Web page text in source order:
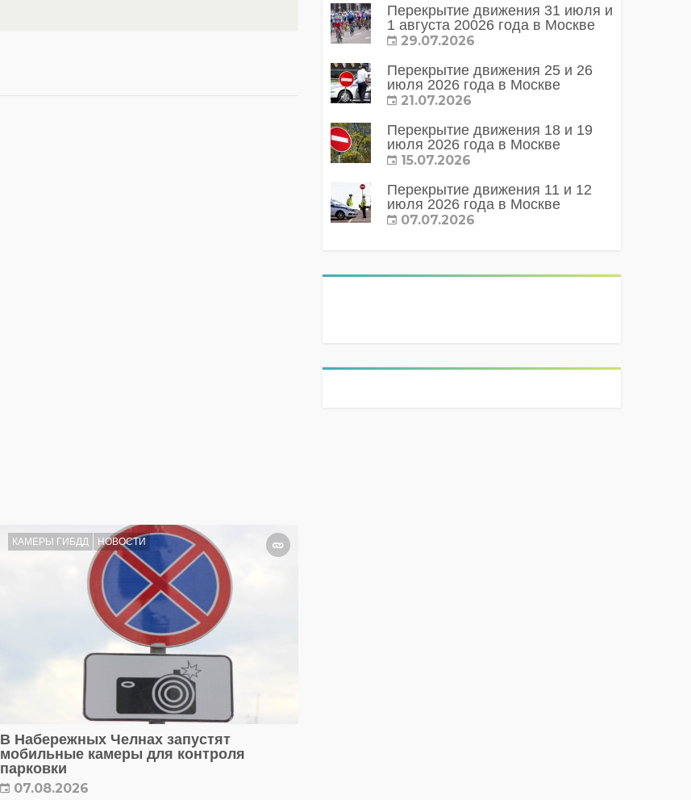
КАМЕРЫ ГИБДД НОВОСТИ
В Набережных Челнах запустят
мобильные камеры для контроля
парковки
07.08.2026
Перекрытие движения 31 июля и
1 августа 20026 года в Москве
29.07.2026
Перекрытие движения 25 и 26
июля 2026 года в Москве
21.07.2026
Перекрытие движения 18 и 19
июля 2026 года в Москве
15.07.2026
Перекрытие движения 11 и 12
июля 2026 года в Москве
07.07.2026